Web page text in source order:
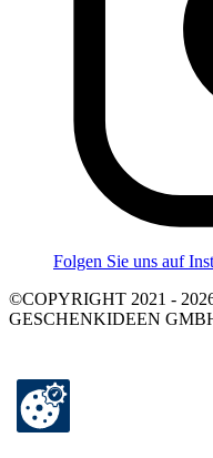
Folgen Sie uns auf
©COPYRIGHT 2021 -
GESCHENKIDEEN